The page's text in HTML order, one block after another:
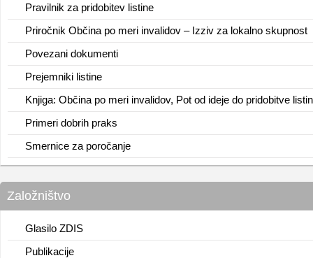
Pravilnik za pridobitev listine
Priročnik Občina po meri invalidov – Izziv za lokalno skupnost
Povezani dokumenti
Prejemniki listine
Knjiga: Občina po meri invalidov, Pot od ideje do pridobitve
Primeri dobrih praks
Smernice za poročanje
Založništvo
Glasilo ZDIS
Publikacije